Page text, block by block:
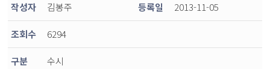
작성자 김봉주 등록일 2013-11-05
조회수 6294
구분 수시